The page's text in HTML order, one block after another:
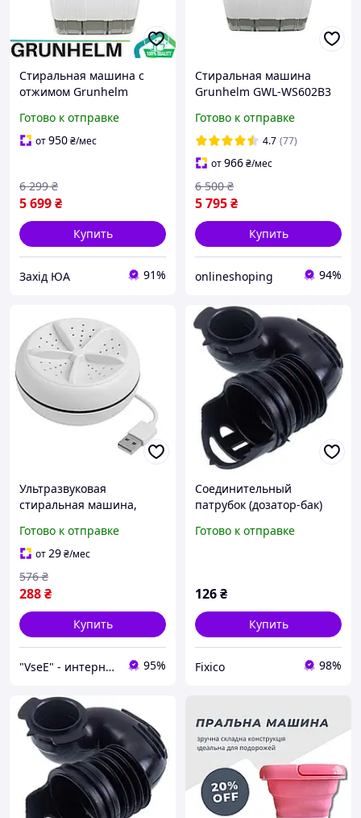
Стиральная машина с
отжимом Grunhelm
стиральная машина
Полуавтоматическая
Готово к отправке
от950₴/мес
5 699₴
6 299 ₴
Купить
Захід ЮА 91%
Стиральная машина
Grunhelm GWL-WS602B3
Готово к отправке
4.7 (77)
от966₴/мес
5 795₴
6 500 ₴
Купить
onlineshoping 94%
Ультразвуковая
стиральная машина,
машинка в частный дом
Складная машина MP-34
Готово к отправке
от29₴/мес
288₴
576 ₴
Купить
"VseE" - интернет-магазин тактического военного снаряжения | Собственное производство | туризма 95%
Соединительный
патрубок (дозатор-бак)
стиральных машин LG
Готово к отправке
126₴
Купить
Fixico 98%